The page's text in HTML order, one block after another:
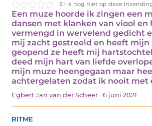
Er is nog niet op deze
Een muze hoorde ik zingen een
dansen met klanken van viool en
vermengd in wervelend gedicht
mij zacht gestreeld en heeft mijn
geopend ze heeft mij
deed mijn hart van liefde
mijn muze heengegaan maar
achtergelaten zodat ik nooit met
Egbert Jan van der Scheer 6 juni 2021
ritme